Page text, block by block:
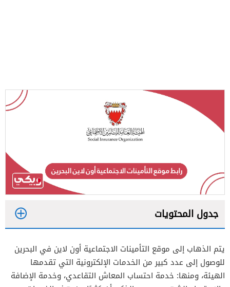
جدول المحتويات
2
يتم الذهاب إلى موقع التأمينات الاجتماعية أون لاين في البحرين
للوصول إلى عدد كبير من الخدمات الإلكترونية التي تقدمها
الهيئة، ومنها: خدمة احتساب المعاش التقاعدي، وخدمة الإضافة